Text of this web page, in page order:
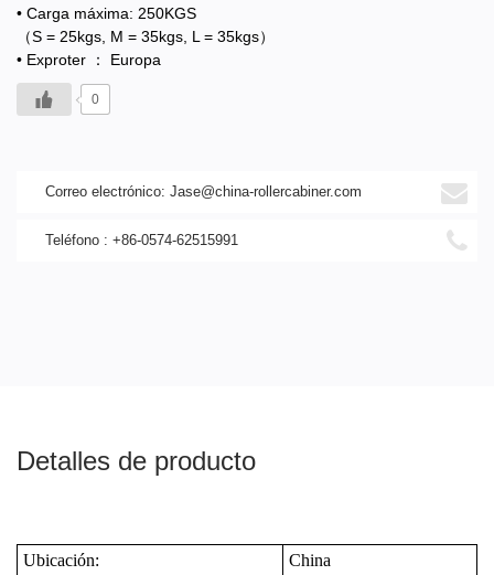
• Carga máxima: 250KGS
（S = 25kgs, M = 35kgs, L = 35kgs）
• Exproter ： Europa
0
Correo electrónico: Jase@china-rollercabiner.com
Teléfono : +86-0574-62515991
Detalles de producto
Ubicación: China